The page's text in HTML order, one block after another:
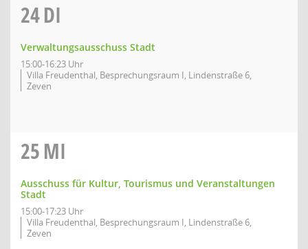
24DI
Verwaltungsausschuss Stadt
15:00-16:23 Uhr
Villa Freudenthal, Besprechungsraum I, Lindenstraße 6,
Zeven
25MI
Ausschuss für Kultur, Tourismus und Veranstaltungen
Stadt
15:00-17:23 Uhr
Villa Freudenthal, Besprechungsraum I, Lindenstraße 6,
Zeven